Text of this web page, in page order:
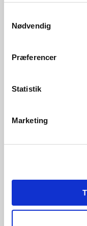
Nødvendig
Præferencer
Statistik
Marketing
5161009021